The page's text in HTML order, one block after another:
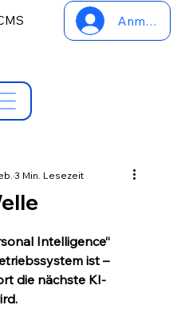
Anmelden
3 Min. Lesezeit
bewertet.
Intelligence“
ist –
die nächste KI-